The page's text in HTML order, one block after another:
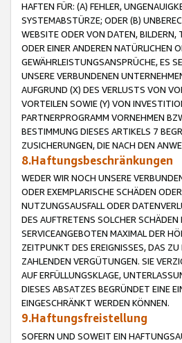
HAFTEN FÜR: (A) FEHLER,
SYSTEMABSTÜRZE; ODER (B)
WEBSITE ODER VON DATEN,
ODER EINER ANDEREN NATÜRLICHEN
GEWÄHRLEISTUNGSANSPRÜCHE, ES
UNSERE VERBUNDENEN
AUFGRUND (X) DES VERLUSTS VON
VORTEILEN SOWIE (Y) VON
PARTNERPROGRAMM VORNEHMEN
BESTIMMUNG DIESES ARTIKELS 7
ZUSICHERUNGEN, DIE NACH DEN
8.Haftungsbeschränkungen
WEDER WIR NOCH UNSERE
ODER EXEMPLARISCHE SCHÄDEN
NUTZUNGSAUSFALL ODER
DES AUFTRETENS SOLCHER
SERVICEANGEBOTEN MAXIMAL DER
ZEITPUNKT DES EREIGNISSES, DAS
ZAHLENDEN VERGÜTUNGEN. SIE
AUF ERFÜLLUNGSKLAGE,
DIESES ABSATZES BEGRÜNDET EINE
EINGESCHRÄNKT WERDEN KÖNNEN.
9.Haftungsfreistellung
SOFERN UND SOWEIT EIN